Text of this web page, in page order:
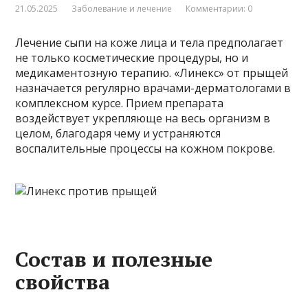
21.05.2025 Заболевание и лечение Комментарии: 0
Лечение сыпи на коже лица и тела предполагает
не только косметические процедуры, но и
медикаментозную терапию. «Линекс» от прыщей
назначается регулярно врачами-дерматологами в
комплексном курсе. Прием препарата
воздействует укрепляюще на весь организм в
целом, благодаря чему и устраняются
воспалительные процессы на кожном покрове.
Состав и полезные
свойства